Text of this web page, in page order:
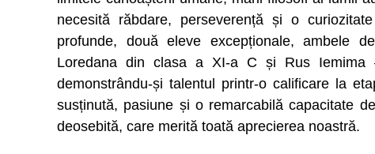
necesită răbdare, perseverență și o
profunde, două eleve excepționale, ambele
Loredana din clasa a XI-a C și Rus
demonstrându-și talentul printr-o calificare la
susținută, pasiune și o remarcabilă capacitate
deosebită, care merită toată aprecierea noastră.